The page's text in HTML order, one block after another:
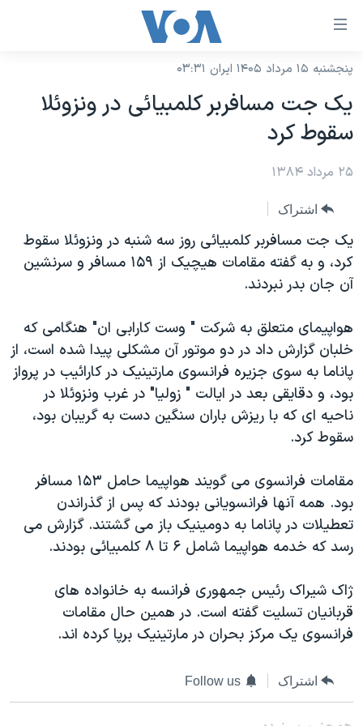
لینکهای
دسترسی
جهش
محتوای
اصلی
صفحه
اصلی
جهش
به
جستجو
نسخه سبک وب‌سایت
موضوع ها
ایران
آمریکا
ورزشی
گزیده‌ها
ویژه برنامه‌ها
ویدیوها
فرهنگ و زندگی
حقوق شهروندی
اقتصادی
اسرائیل در جنگ
گالری عکس
آرشیو پخش زنده
برنامه های تلویزیونی
جدول برنامه ها
صفحه‌های ویژه
جام جهانی ۲۰۲۶
عملیات خشم حماسی
۲۵۰سالگی آمریکا
بایگانی برنامه‌های تلویزیونی
مستندها
انتخابات ریاست جمهوری آمریکا ۲۰۲۴
حمله جمهوری اسلامی به اسرائیل
ورزش زنان در ایران
اعتراضات زن، زندگی، آزادی
مجموعه مستندهای دادخواهی
تریبونال مردمی آبان ۹۸
دادگاه حمید نوری
چهل سال گروگان‌گیری
اعتراضات مردمی آبان ۹۸
فرکانس‌های صدای آمریکا
پخش رادیویی
یادگیری زبان انگلیسی
دنبال کنید
زبانهای مختلف
پنجشنبه ۱۵ مرداد ۱۴۰۵ ایران ۰۳:۳۱
يک جت مسافربر کلمبيائی در ونزوئلا
سقوط کرد
۲۵ مرداد ۱۳۸۴
اشتراک
يک جت مسافربر کلمبيائی روز سه شنبه در ونزوئلا سقوط
کرد، و به گفته مقامات هيچيک از ۱۵۹ مسافر و سرنشين
آن جان بدر نبردند.
هواپيمای متعلق به شرکت " وست کارابی ان" هنگامی که
خلبان گزارش داد در دو موتور آن مشکلی پيدا شده است، از
پاناما به سوی جزيره فرانسوی مارتينيک در کارائيب در پرواز
بود، و دقايقی بعد در ايالت " زوليا" در غرب ونزوئلا در
ناحيه ای که با ريزش باران سنگين دست به گريبان بود،
سقوط کرد.
مقامات فرانسوی می گويند هواپيما حامل ۱۵۳ مسافر
بود. همه آنها فرانسويانی بودند که پس از گذراندن
تعطيلات در پاناما به دومينيک باز می گشتند. گزارش می
رسد که خدمه هواپيما شامل ۶ تا ۸ کلمبيائی بودند.
ژاک شيراک رئيس جمهوری فرانسه به خانواده های
قربانيان تسليت گفته است. در همين حال مقامات
فرانسوی يک مرکز بحران در مارتينيک برپا کرده اند.
اشتراک Follow us